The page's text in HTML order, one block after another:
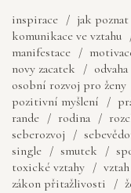
inspirace jak poznat
komunikace ve vztahu
manifestace
novy zacatek
odvaha
osobní rozvoj pro ženy
pozitivní myšlení
rande
rodina
seberozvoj
single
smutek
toxické vztahy
vztah
zákon přitažlivosti